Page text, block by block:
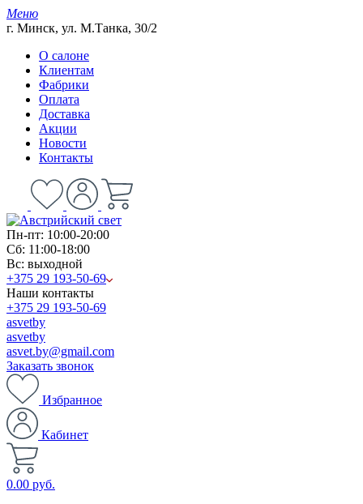
Меню
г. Минск, ул. М.Танка, 30/2
О салоне
Клиентам
Фабрики
Оплата
Доставка
Акции
Новости
Контакты
Пн-пт: 10:00-20:00
Сб: 11:00-18:00
Вс: выходной
+375 29 193-50-69
Наши контакты
+375 29 193-50-69
asvetby
asvetby
asvet.by@gmail.com
Заказать звонок
Избранное
Кабинет
0.00 руб.